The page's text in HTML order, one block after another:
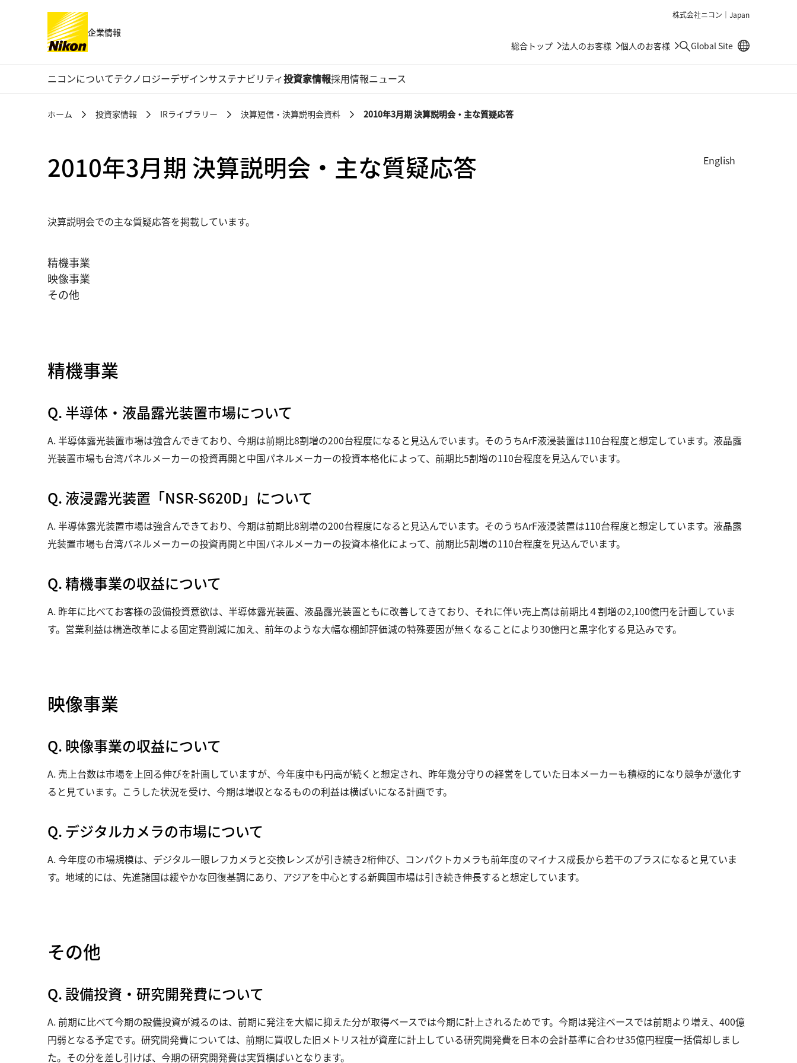
株式会社ニコン｜Japan
企業情報
総合トップ
法人のお客様 個人のお客様 検索Global Site別窓で遷移しま
グローバルナビゲーション
ニコンについてテクノロジーデザインサステナビリティ投資家情報採用情報ニュース
ホーム 投資家情報 IRライブラリー 決算短信・決算説明会資料 2010年3月期 決算説明会・主な質疑応答
2010年3月期 決算説明会・主な質疑応答 English
決算説明会での主な質疑応答を掲載しています。
精機事業
映像事業
その他
精機事業
Q. 半導体・液晶露光装置市場について
A. 半導体露光装置市場は強含んできており、今期は前期比8割増の200台程度になると見込んでいます。そのうちArF液浸装置は110台程度と想定しています。液晶露
光装置市場も台湾パネルメーカーの投資再開と中国パネルメーカーの投資本格化によって、前期比5割増の110台程度を見込んでいます。
Q. 液浸露光装置「NSR-S620D」について
A. 半導体露光装置市場は強含んできており、今期は前期比8割増の200台程度になると見込んでいます。そのうちArF液浸装置は110台程度と想定しています。液晶露
光装置市場も台湾パネルメーカーの投資再開と中国パネルメーカーの投資本格化によって、前期比5割増の110台程度を見込んでいます。
Q. 精機事業の収益について
A. 昨年に比べてお客様の設備投資意欲は、半導体露光装置、液晶露光装置ともに改善してきており、それに伴い売上高は前期比４割増の2,100億円を計画していま
す。営業利益は構造改革による固定費削減に加え、前年のような大幅な棚卸評価減の特殊要因が無くなることにより30億円と黒字化する見込みです。
映像事業
Q. 映像事業の収益について
A. 売上台数は市場を上回る伸びを計画していますが、今年度中も円高が続くと想定され、昨年幾分守りの経営をしていた日本メーカーも積極的になり競争が激化す
ると見ています。こうした状況を受け、今期は増収となるものの利益は横ばいになる計画です。
Q. デジタルカメラの市場について
A. 今年度の市場規模は、デジタル一眼レフカメラと交換レンズが引き続き2桁伸び、コンパクトカメラも前年度のマイナス成長から若干のプラスになると見ていま
す。地域的には、先進諸国は緩やかな回復基調にあり、アジアを中心とする新興国市場は引き続き伸長すると想定しています。
その他
Q. 設備投資・研究開発費について
A. 前期に比べて今期の設備投資が減るのは、前期に発注を大幅に抑えた分が取得ベースでは今期に計上されるためです。今期は発注ベースでは前期より増え、400億
円弱となる予定です。研究開発費については、前期に買収した旧メトリス社が資産に計上している研究開発費を日本の会計基準に合わせ35億円程度一括償却しまし
た。その分を差し引けば、今期の研究開発費は実質横ばいとなります。